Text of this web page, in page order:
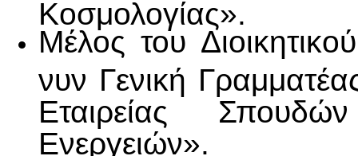
Κοσμολογίας».
Μέλος του
νυν Γενική
Εταιρείας
Ενεργειών».